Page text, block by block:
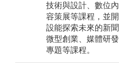
技術與設計、數位內
容策展等課程，並開
設能探索未來的新聞
微型創業、媒體研發
專題等課程。